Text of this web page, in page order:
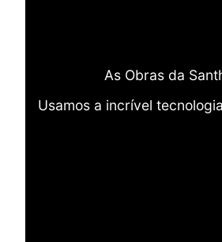
As Obras da
Usamos a incrível